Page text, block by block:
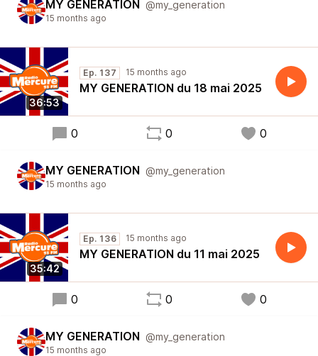
MY GENERATION @my_generation
15 months ago
36:53
Ep. 137 15 months ago
MY GENERATION du 18 mai 2025
0 0 0
MY GENERATION @my_generation
15 months ago
35:42
Ep. 136 15 months ago
MY GENERATION du 11 mai 2025
0 0 0
MY GENERATION @my_generation
15 months ago